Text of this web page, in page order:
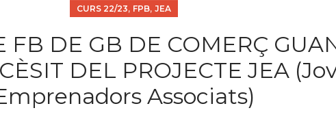
CURS 22/23, FPB, JEA
FB DE GB DE COMERÇ
DEL PROJECTE JEA
Associats)